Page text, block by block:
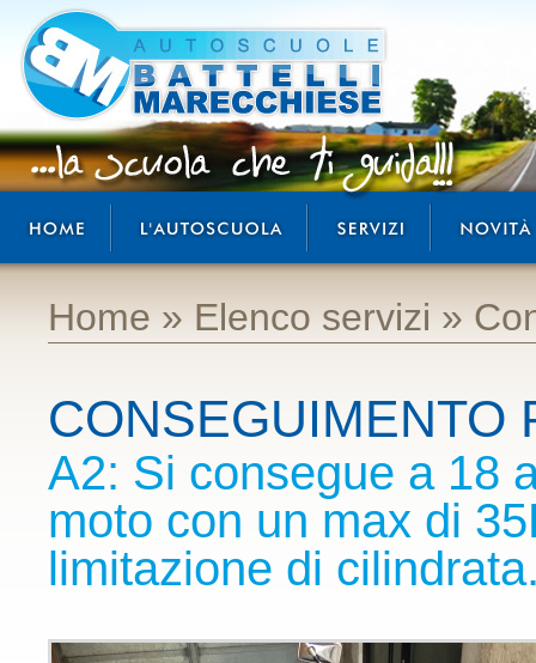
Autoscuola Battelli: la scuola che ti guida!
home autoscuola Battelli servizi news e offerte
Home » Elenco servizi »
CONSEGUIMENTO
A2: Si consegue a 18
moto con un max di
limitazione di